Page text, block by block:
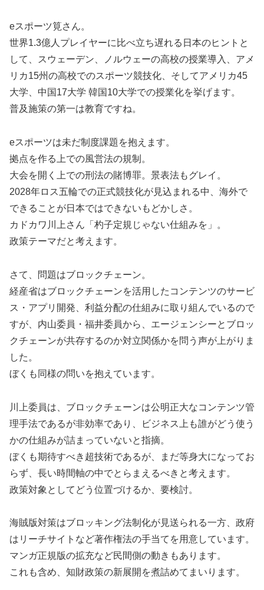
eスポーツ筧さん。
世界1.3億人プレイヤーに比べ立ち遅れる日本のヒントと
して、スウェーデン、ノルウェーの高校の授業導入、アメ
リカ15州の高校でのスポーツ競技化、そしてアメリカ45
大学、中国17大学 韓国10大学での授業化を挙げます。
普及施策の第一は教育ですね。
eスポーツは未だ制度課題を抱えます。
拠点を作る上での風営法の規制。
大会を開く上での刑法の賭博罪。景表法もグレイ。
2028年ロス五輪での正式競技化が見込まれる中、海外で
できることが日本ではできないもどかしさ。
カドカワ川上さん「杓子定規じゃない仕組みを」。
政策テーマだと考えます。
さて、問題はブロックチェーン。
経産省はブロックチェーンを活用したコンテンツのサービ
ス・アプリ開発、利益分配の仕組みに取り組んでいるので
すが、内山委員・福井委員から、エージェンシーとブロッ
クチェーンが共存するのか対立関係かを問う声が上がりま
した。
ぼくも同様の問いを抱えています。
川上委員は、ブロックチェーンは公明正大なコンテンツ管
理手法であるが非効率であり、ビジネス上も誰がどう使う
かの仕組みが詰まっていないと指摘。
ぼくも期待すべき超技術であるが、まだ等身大になってお
らず、長い時間軸の中でとらまえるべきと考えます。
政策対象としてどう位置づけるか、要検討。
海賊版対策はブロッキング法制化が見送られる一方、政府
はリーチサイトなど著作権法の手当てを用意しています。
マンガ正規版の拡充など民間側の動きもあります。
これも含め、知財政策の新展開を煮詰めてまいります。